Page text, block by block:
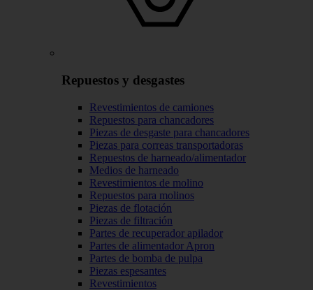
Repuestos y desgastes
Revestimientos de camiones
Repuestos para chancadores
Piezas de desgaste para chancadores
Piezas para correas transportadoras
Repuestos de harneado/alimentador
Medios de harneado
Revestimientos de molino
Repuestos para molinos
Piezas de flotación
Piezas de filtración
Partes de recuperador apilador
Partes de alimentador Apron
Partes de bomba de pulpa
Piezas espesantes
Revestimientos